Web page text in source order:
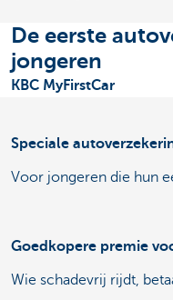
De eerste
jongeren
KBC MyFirstCar
Speciale
Voor jongeren die hun
Goedkopere premie
Wie schadevrij rijdt,